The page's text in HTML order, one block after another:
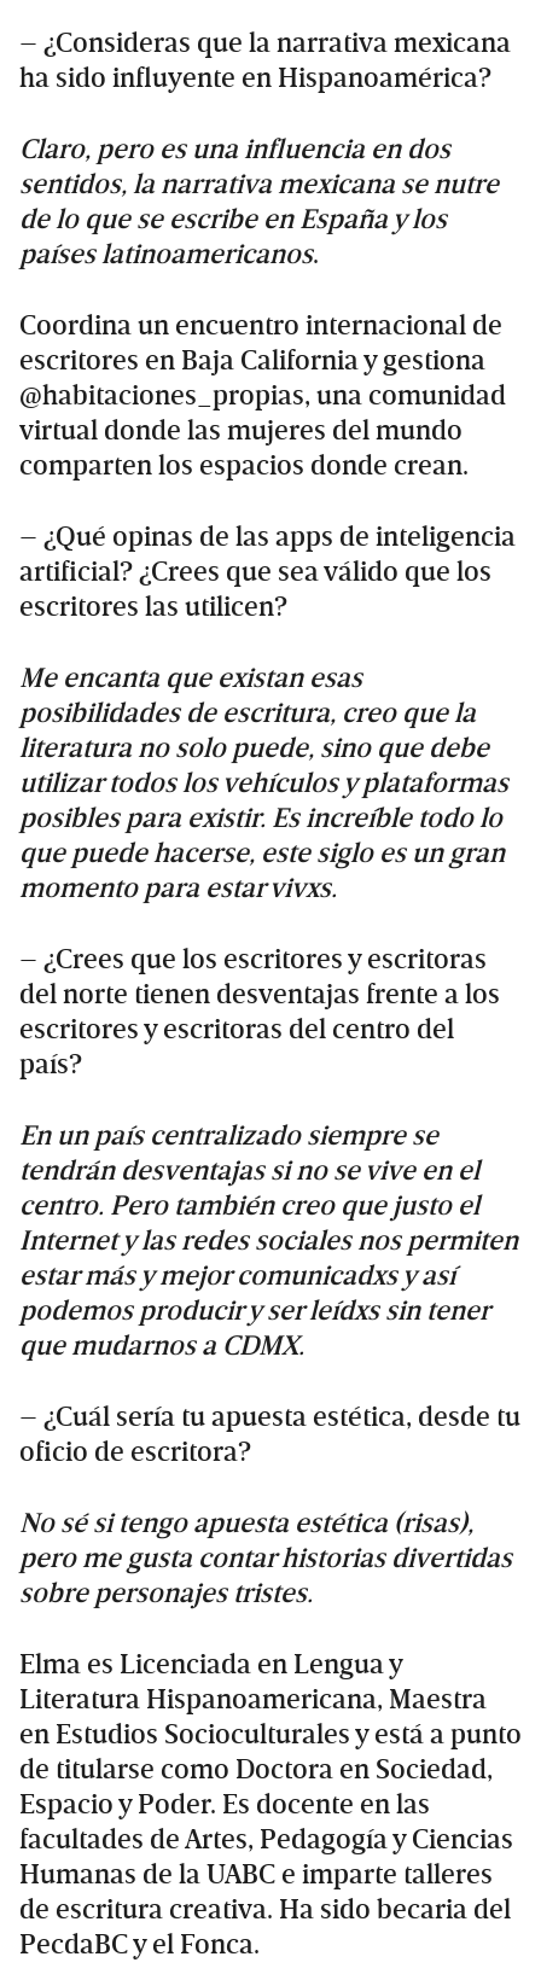
– ¿Consideras que la narrativa mexicana
ha sido influyente en Hispanoamérica?
Claro, pero es una influencia en dos
sentidos, la narrativa mexicana se nutre
de lo que se escribe en España y los
países latinoamericanos.
Coordina un encuentro internacional de
escritores en Baja California y gestiona
@habitaciones_propias, una comunidad
virtual donde las mujeres del mundo
comparten los espacios donde crean.
– ¿Qué opinas de las apps de inteligencia
artificial? ¿Crees que sea válido que los
escritores las utilicen?
Me encanta que existan esas
posibilidades de escritura, creo que la
literatura no solo puede, sino que debe
utilizar todos los vehículos y plataformas
posibles para existir. Es increíble todo lo
que puede hacerse, este siglo es un gran
momento para estar vivxs.
– ¿Crees que los escritores y escritoras
del norte tienen desventajas frente a los
escritores y escritoras del centro del
país?
En un país centralizado siempre se
tendrán desventajas si no se vive en el
centro. Pero también creo que justo el
Internet y las redes sociales nos permiten
estar más y mejor comunicadxs y así
podemos producir y ser leídxs sin tener
que mudarnos a CDMX.
– ¿Cuál sería tu apuesta estética, desde tu
oficio de escritora?
No sé si tengo apuesta estética (risas),
pero me gusta contar historias divertidas
sobre personajes tristes.
Elma es Licenciada en Lengua y
Literatura Hispanoamericana, Maestra
en Estudios Socioculturales y está a punto
de titularse como Doctora en Sociedad,
Espacio y Poder. Es docente en las
facultades de Artes, Pedagogía y Ciencias
Humanas de la UABC e imparte talleres
de escritura creativa. Ha sido becaria del
PecdaBC y el Fonca.